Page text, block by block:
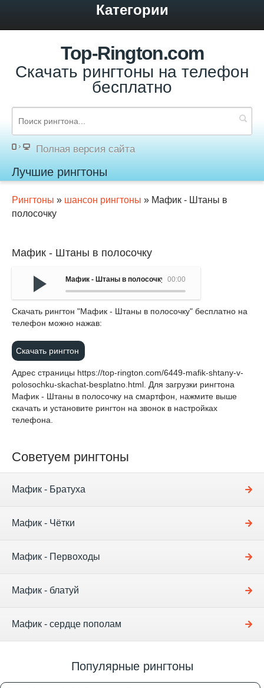
Категории
Top-Rington.com
Скачать рингтоны на телефон
бесплатно
Полная версия сайта
Лучшие рингтоны
Рингтоны » шансон рингтоны » Мафик - Штаны в
полосочку
Мафик - Штаны в полосочку
00:00
Мафик - Штаны в полосочку
Cкачать рингтон "Мафик - Штаны в полосочку" бесплатно на
телефон можно нажав:
Скачать рингтон
Адрес страницы https://top-rington.com/6449-mafik-shtany-v-
polosochku-skachat-besplatno.html . Для загрузки рингтона
Мафик - Штаны в полосочку на смартфон, нажмите выше
скачать и установите рингтон на звонок в настройках
телефона.
Советуем рингтоны
Мафик - Братуха
Мафик - Чётки
Мафик - Первоходы
Мафик - блатуй
Мафик - сердце пополам
Популярные рингтоны